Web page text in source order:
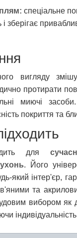
спеціальне
зберігає
вигляду
протирати
миючі
покриття та
для
. Його
який інтер'єр,
та
вибором як